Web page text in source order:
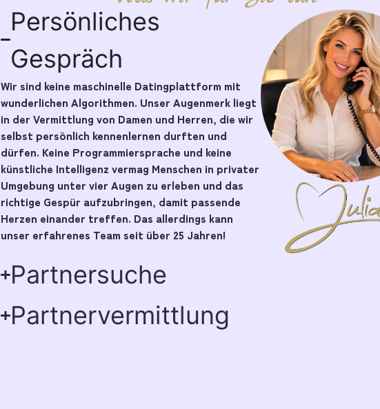
Persönliches
Gespräch
Wir sind keine maschinelle Datingplattform mit
wunderlichen Algorithmen. Unser Augenmerk liegt
in der Vermittlung von Damen und Herren, die wir
selbst persönlich kennenlernen durften und
dürfen. Keine Programmiersprache und keine
künstliche Intelligenz vermag Menschen in privater
Umgebung unter vier Augen zu erleben und das
richtige Gespür aufzubringen, damit passende
Herzen einander treffen. Das allerdings kann
unser erfahrenes Team seit über 25 Jahren!
Partnersuche
Partnervermittlung